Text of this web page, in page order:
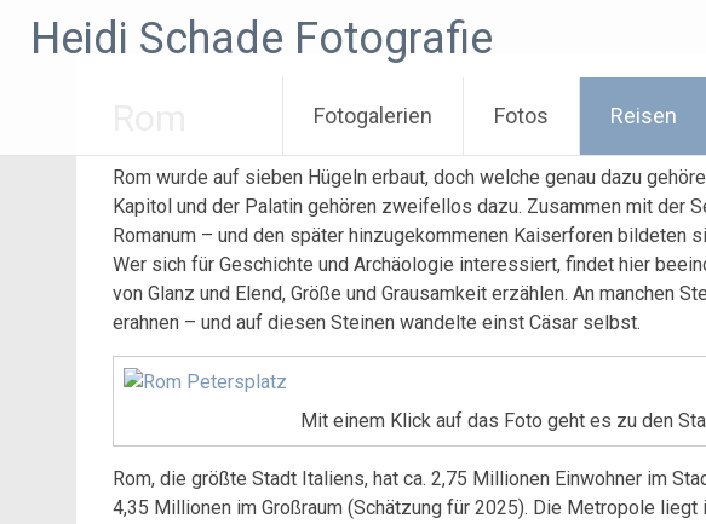
InhaltHeidi Schade Fotografie
Fotogalerien Fotos Reisen
Rom wurde auf sieben Hügeln erbaut, doch welche genau dazu
Kapitol und der Palatin gehören zweifellos dazu. Zusammen mit der
Romanum – und den später hinzugekommenen Kaiserforen bildeten
Wer sich für Geschichte und Archäologie interessiert, findet hier
von Glanz und Elend, Größe und Grausamkeit erzählen. An manchen
erahnen – und auf diesen Steinen wandelte einst Cäsar selbst.
Mit einem Klick auf das Foto geht es zu den
Rom, die größte Stadt Italiens, hat ca. 2,75 Millionen Einwohner im
4,35 Millionen im Großraum (Schätzung für 2025). Die Metropole liegt